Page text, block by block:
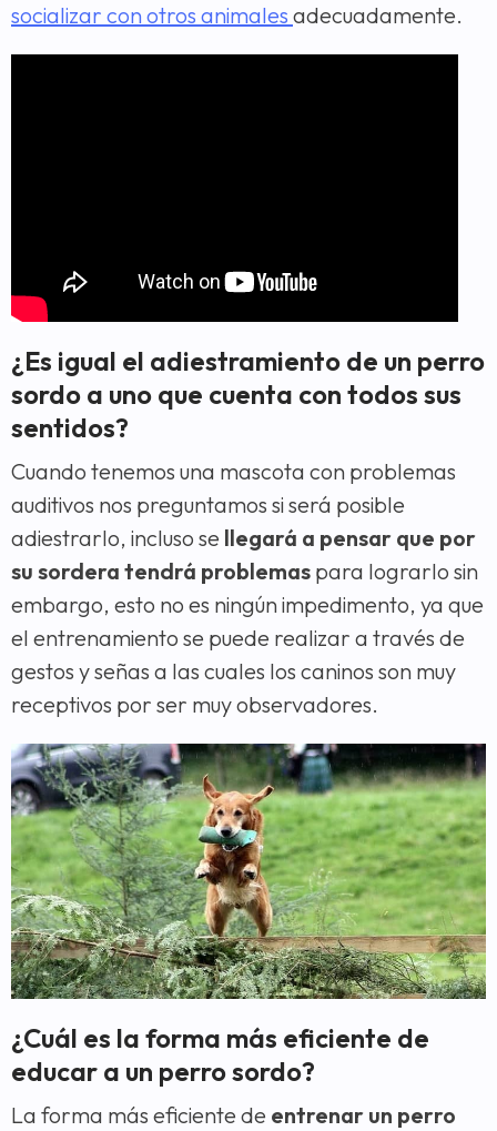
socializar con otros animales adecuadamente.
¿Es igual el adiestramiento de un perro
sordo a uno que cuenta con todos sus
sentidos?
Cuando tenemos una mascota con problemas
auditivos nos preguntamos si será posible
adiestrarlo, incluso se llegará a pensar que por
su sordera tendrá problemas para lograrlo sin
embargo, esto no es ningún impedimento, ya que
el entrenamiento se puede realizar a través de
gestos y señas a las cuales los caninos son muy
receptivos por ser muy observadores.
¿Cuál es la forma más eficiente de
educar a un perro sordo?
La forma más eficiente de entrenar un perro